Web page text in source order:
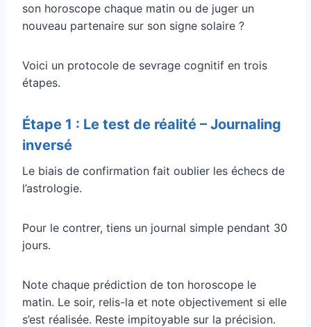
son horoscope chaque matin ou de juger un
nouveau partenaire sur son signe solaire ?
Voici un protocole de sevrage cognitif en trois
étapes.
Étape 1 : Le test de réalité – Journaling
inversé
Le biais de confirmation fait oublier les échecs de
l’astrologie.
Pour le contrer, tiens un journal simple pendant 30
jours.
Note chaque prédiction de ton horoscope le
matin. Le soir, relis-la et note objectivement si elle
s’est réalisée. Reste impitoyable sur la précision.